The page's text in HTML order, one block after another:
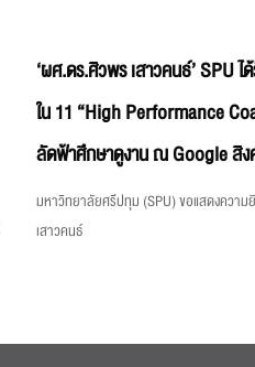
‘ผศ.ดร.ศิวพร เสาวคนธ์’ SPU ไ
ใน 11 “High Performance
ลัดฟ้าศึกษาดูงาน ณ Google สิง
มหาวิทยาลัยศรีปทุม (SPU) ขอแสดงควา
เสาวคนธ์